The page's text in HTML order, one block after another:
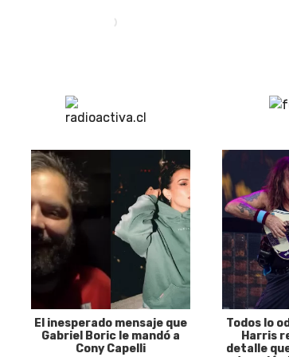
El inesperado mensaje que
Gabriel Boric le mandó a
Cony Capelli
Todos lo
Harris
detalle